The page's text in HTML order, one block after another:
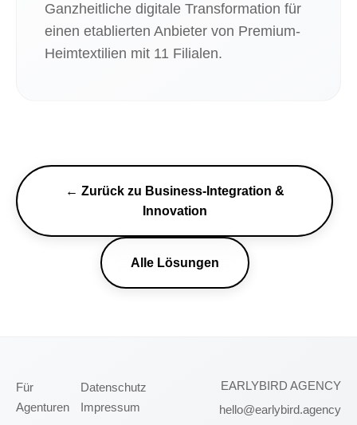
Ganzheitliche digitale Transformation für
einen etablierten Anbieter von Premium-
Heimtextilien mit 11 Filialen.
← Zurück zu Business-Integration &
Innovation
Alle Lösungen
Für
Agenturen
Datenschutz
Impressum
EARLYBIRD AGENCY
hello@earlybird.agency